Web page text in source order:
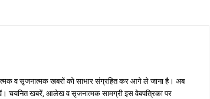
व सृजनात्मक खबरों को साभार संग्रहित कर आगे ले जाना है। अब
चयनित खबरें, आलेख व सृजनात्मक सामग्री इस वेबपत्रिका पर